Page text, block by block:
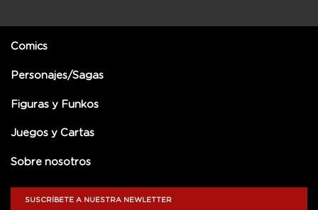
Comics
Personajes/Sagas
Figuras y Funkos
Juegos y Cartas
Sobre nosotros
SUSCRÍBETE A NUESTRA NEWLETTER